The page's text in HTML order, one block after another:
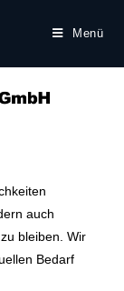
Menü
auch
bleiben. Wir
Bedarf